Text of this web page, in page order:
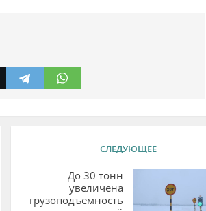
СЛЕДУЮЩЕЕ
До 30 тонн
увеличена
грузоподъемность